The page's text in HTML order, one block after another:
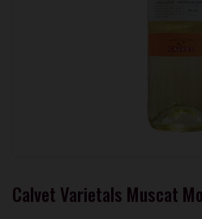
Calvet Varietals Muscat